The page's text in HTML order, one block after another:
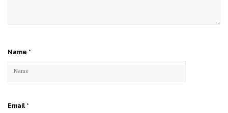
Name *
Email *